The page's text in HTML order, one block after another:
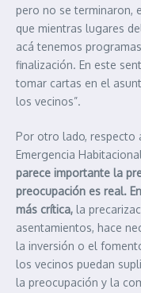
pero no se terminaron,
que mientras lugares
acá tenemos
finalización. En este
tomar cartas en el
los vecinos”.
Por otro lado, respecto
Emergencia
parece importante la
preocupación es real.
más crítica, la
asentamientos, hace
la inversión o el
los vecinos puedan
la preocupación y la